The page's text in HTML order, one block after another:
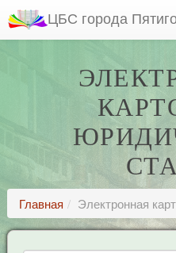
ЦБС города
Главная Электронная